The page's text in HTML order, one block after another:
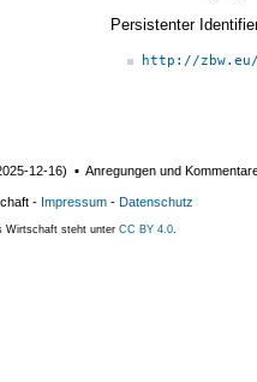
Persistenter
http://
12-16) ▪ Anregungen und
- Impressum - Datenschutz
Wirtschaft steht unter CC BY 4.0